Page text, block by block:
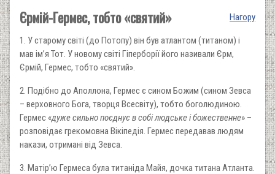
Нагору
Єрмій-Гермес, тобто «святий»
1. У старому світі (до Потопу) він був атлантом (титаном) і
мав ім’я Тот. У новому світі Гіперборії його називали Єрм,
Єрмій, Гермес, тобто «святий».
2. Подібно до Аполлона, Гермес є сином Божим (сином Зевса
– верховного Бога, творця Всесвіту), тобто боголюдиною.
Гермес «дуже сильно поєднує в собі людське і божественне» –
розповідає грекомовна Вікіпедія. Гермес передавав людям
накази, отримані від Зевса.
3. Матір’ю Гермеса була титаніда Майя, дочка титана Атланта.